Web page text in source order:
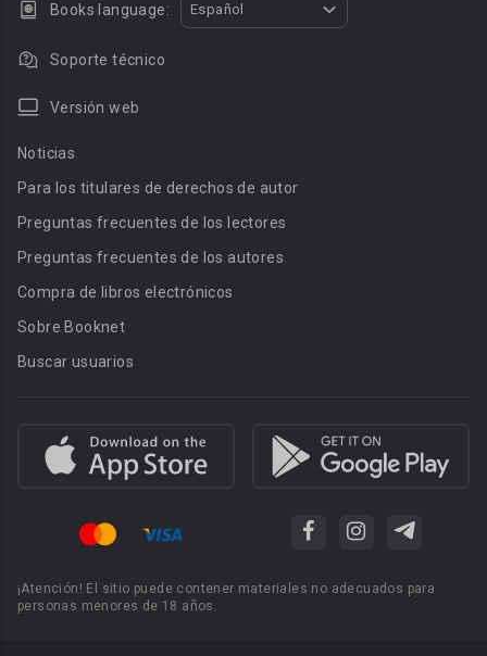
Books language: Español
Soporte técnico
Versión web
Noticias
Para los titulares de derechos de autor
Preguntas frecuentes de los lectores
Preguntas frecuentes de los autores
Compra de libros electrónicos
Sobre Booknet
Buscar usuarios
¡Atención! El sitio puede contener materiales no adecuados para
personas menores de 18 años.